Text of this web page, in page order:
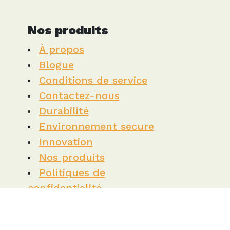
Nos produits
À propos
Blogue
Conditions de service
Contactez-nous
Durabilité
Environnement secure
Innovation
Nos produits
Politiques de
confidentialité